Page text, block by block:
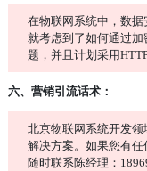
在物联网系统中，数
就考虑到了如何通过
题，并且计划采用
六、营销引流话术：
北京物联网系统开发
解决方案。如果您有
随时联系陈经理：